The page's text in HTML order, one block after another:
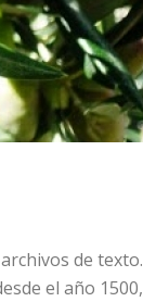
de texto.
el año 1500,